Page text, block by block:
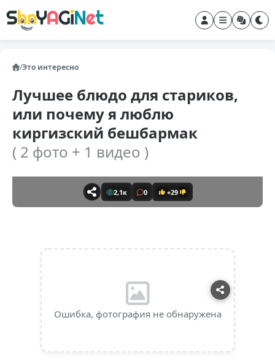
/Это интересно
Лучшее блюдо для стариков,
или почему я люблю
киргизский бешбармак
( 2 фото + 1 видео )
2,1к 0 +29
Ошибка, фотография не обнаружена